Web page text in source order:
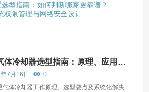
型指南：如何判断哪家更靠谱？
权限管理与网络安全设计
体冷却器选型指南：原理、应用与
亚解决方案
7月16日
0
气体冷却器工作原理、选型要点及系统化解决